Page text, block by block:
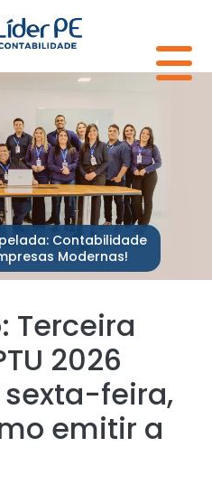
Contabilidade
Modernas!
Terceira
2026
feira,
emitir a